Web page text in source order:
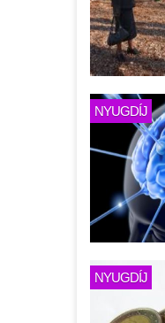
NYUGDÍJ
NYUGDÍJ